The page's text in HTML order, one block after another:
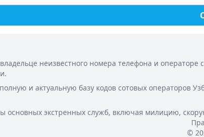
неизвестного номера телефона и
и актуальную базу кодов сотовых операторов
основных экстренных служб, включая милицию,
©